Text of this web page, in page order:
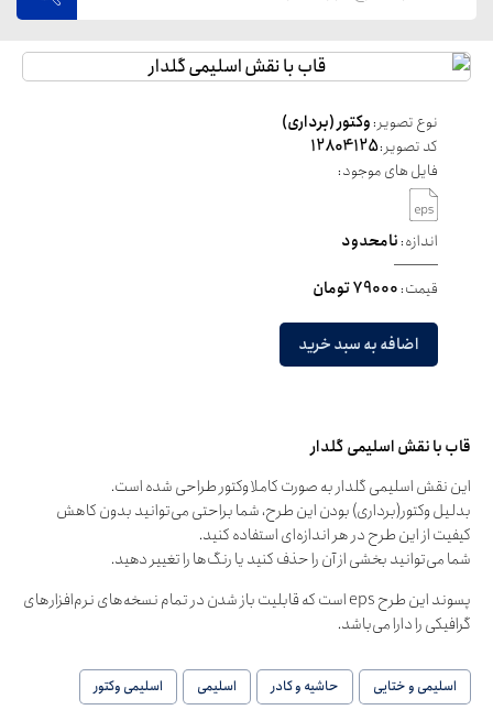
نوع تصویر:وکتور (برداری)
کد تصویر:12804125
فایل های موجود:
اندازه:نامحدود
قیمت:79000 تومان
اضافه به سبد خرید
قاب با نقش اسلیمی گلدار
این نقش اسلیمی گلدار به صورت کاملا وکتور طراحی شده است.
بدلیل وکتور(برداری) بودن این طرح، شما براحتی می‌توانید بدون کاهش
کیفیت از این طرح در هر اندازه‌ای استفاده کنید.
شما می‌توانید بخشی از آن را حذف کنید یا رنگ‌ها را تغییر دهید.
پسوند این طرح eps است که قابلیت باز شدن در تمام نسخه‌های نرم‌افزارهای
گرافیکی را دارا می‌باشد.
اسلیمی و ختایی حاشیه و کادر اسلیمی
اسلیمی وکتور